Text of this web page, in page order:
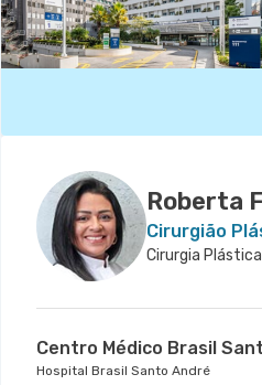
Roberta
Cirurgião
Cirurgia Plástica
Centro Médico Brasil
Hospital Brasil Santo André